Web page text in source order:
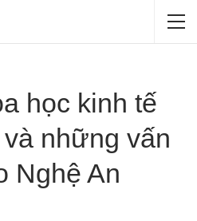
học kinh tế
những vấn
Nghệ An